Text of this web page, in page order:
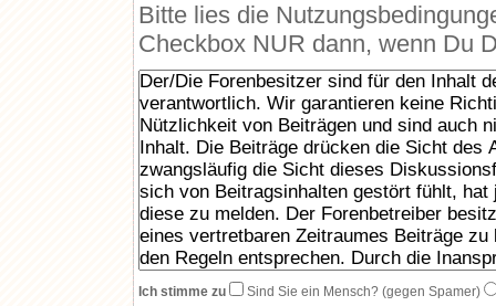
Bitte lies die
Checkbox NUR dann, wenn Du
Ich stimme zu Sind Sie ein Mensch? (gegen Spamer)